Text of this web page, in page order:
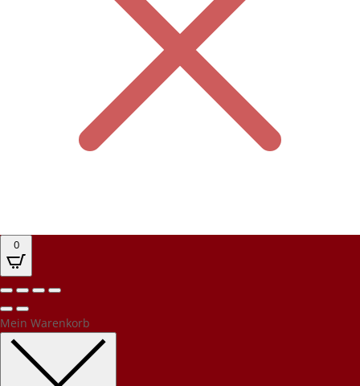
0
Mein Warenkorb
Kundenbewertungen und Erfahrungen zu